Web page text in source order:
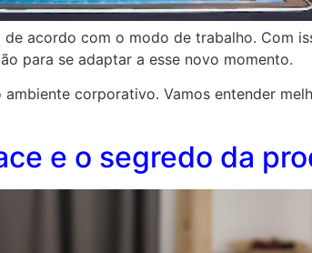
acordo com o modo de trabalho. Com
para se adaptar a esse novo momento.
corporativo. Vamos entender
e o segredo da